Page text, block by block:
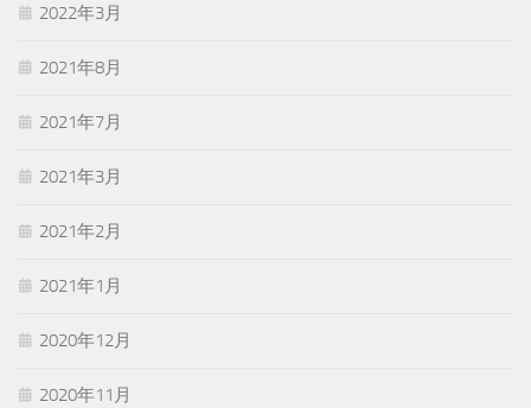
2022年3月
2021年8月
2021年7月
2021年3月
2021年2月
2021年1月
2020年12月
2020年11月